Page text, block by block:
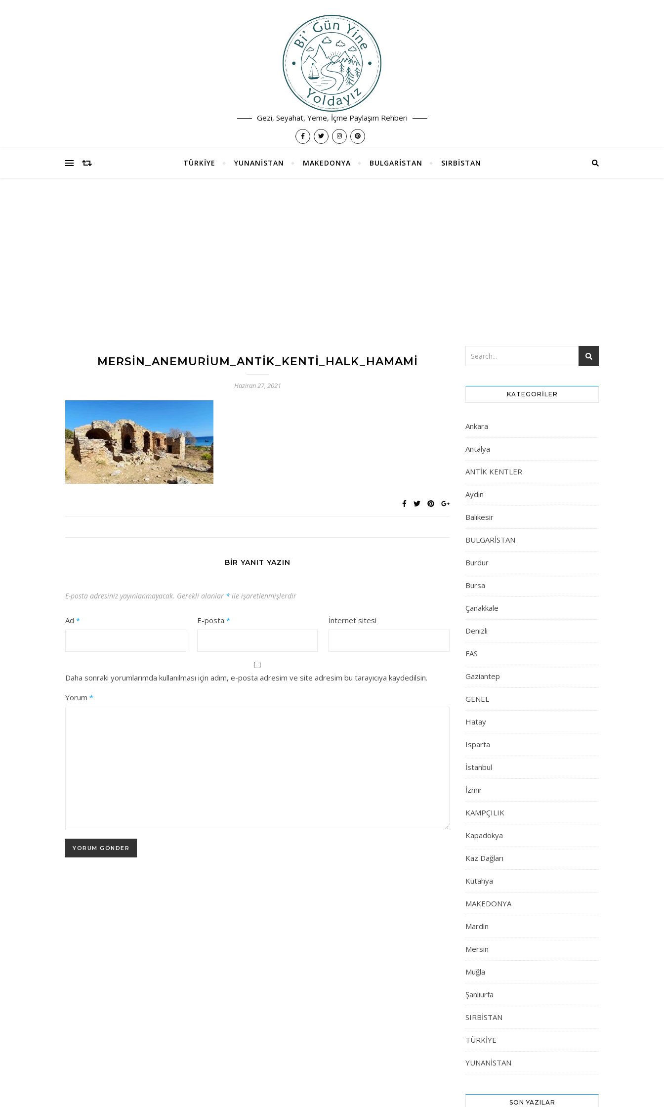
Gezi, Seyahat, Yeme, İçme Paylaşım Rehberi
TÜRKİYE YUNANİSTAN MAKEDONYA BULGARİSTAN SIRBİSTAN
MERSIN_ANEMURIUM_ANTIK_KENTI_HALK_HAMAMI
Haziran 27, 2021
BIR YANIT YAZIN
E-posta adresiniz yayınlanmayacak. Gerekli alanlar * ile işaretlenmişlerdir
Ad * E-posta * İnternet sitesi
Daha sonraki yorumlarımda kullanılması için adım, e-posta adresim ve site adresim bu tarayıcıya kaydedilsin.
Yorum *
KATEGORILER
Ankara
Antalya
ANTİK KENTLER
Aydın
Balıkesir
BULGARİSTAN
Burdur
Bursa
Çanakkale
Denizli
FAS
Gaziantep
GENEL
Hatay
Isparta
İstanbul
İzmir
KAMPÇILIK
Kapadokya
Kaz Dağları
Kütahya
MAKEDONYA
Mardin
Mersin
Muğla
Şanlıurfa
SIRBİSTAN
TÜRKİYE
YUNANİSTAN
SON YAZILAR